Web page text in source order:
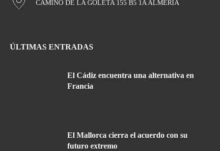
CAMINO DE LA GOLETA 155 B5 1A ALMERÍA
ÚLTIMAS ENTRADAS
El Cádiz encuentra una alternativa en
Francia
El Mallorca cierra el acuerdo con su
futuro extremo